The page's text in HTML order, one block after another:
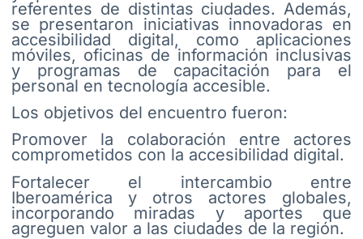
referentes de distintas ciudades. Además,
se presentaron iniciativas innovadoras en
accesibilidad digital, como aplicaciones
móviles, oficinas de información inclusivas
y programas de capacitación para el
personal en tecnología accesible.
Los objetivos del encuentro fueron:
Promover la colaboración entre actores
comprometidos con la accesibilidad digital.
Fortalecer el intercambio entre
Iberoamérica y otros actores globales,
incorporando miradas y aportes que
agreguen valor a las ciudades de la región.